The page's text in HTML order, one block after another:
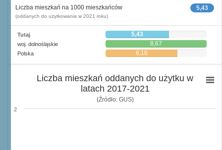
5,43
Liczba mieszkań na 1000 mieszkańców
(oddanych do użytkowania w 2021 roku)
Tutaj 5,43
woj. dolnośląskie 8,67
Polska 6,16
Liczba mieszkań oddanych do użytku w
latach 2017-2021
(Źródło: GUS)
2